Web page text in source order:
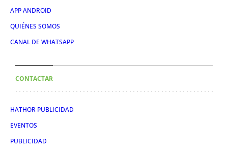
APP ANDROID
QUIÉNES SOMOS
CANAL DE WHATSAPP
CONTACTAR
HATHOR PUBLICIDAD
EVENTOS
PUBLICIDAD